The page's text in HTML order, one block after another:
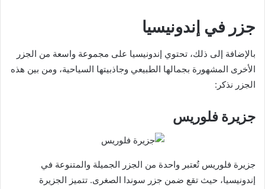
جزر في إندونيسيا
بالإضافة إلى ذلك، تحتوي إندونيسيا على مجموعة واسعة من الجزر
الأخرى المشهورة بجمالها الطبيعي وجاذبيتها السياحية، ومن بين هذه
الجزر نذكر:
جزيرة فلوريس
جزيرة فلوريس تُعتبر واحدة من الجزر الجميلة والمتنوعة في
إندونيسيا، حيث تقع ضمن جزر سوندا الصغرى. تتميز الجزيرة